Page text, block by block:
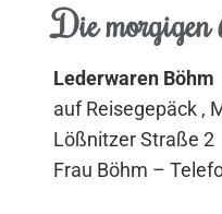
Die morgigen
Lederwaren Böhm
auf Reisegepäck ,
Lößnitzer Straße 2
Frau Böhm –